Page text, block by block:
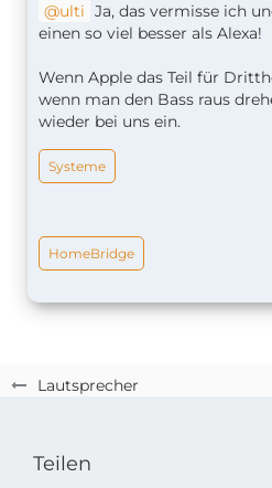
Lautsprecher
ulti Ja, das vermisse ich
einen so viel besser als Alexa!
Wenn Apple das Teil für
wenn man den Bass raus
wieder bei uns ein.
Systeme
HomeBridge
Teilen